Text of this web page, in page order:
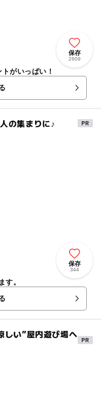
保存
2609
がいっぱい！
の集まりに♪
保存
344
す。
しい”屋内遊び場へ